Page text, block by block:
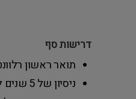
דרישות סף
תואר ראשון
ניסיון של 5 שנים לפחות בניהול מערכות מידע בארגון בינוני או גדול – חובה.